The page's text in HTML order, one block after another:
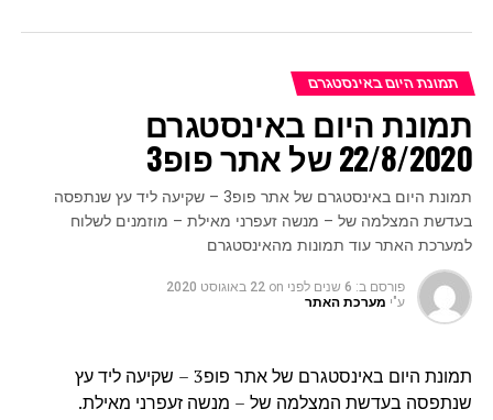
תמונת היום באינסטגרם
תמונת היום באינסטגרם
22/8/2020 של אתר פופ3
תמונת היום באינסטגרם של אתר פופ3 – שקיעה ליד עץ שנתפסה
בעדשת המצלמה של – מנשה זעפרני מאילת – מוזמנים לשלוח
למערכת האתר עוד תמונות מהאינסטגרם
פורסם ב: 6 שנים לפני on 22 באוגוסט 2020
ע"י מערכת האתר
תמונת היום באינסטגרם של אתר פופ3 – שקיעה ליד עץ
שנתפסה בעדשת המצלמה של – מנשה זעפרני מאילת.